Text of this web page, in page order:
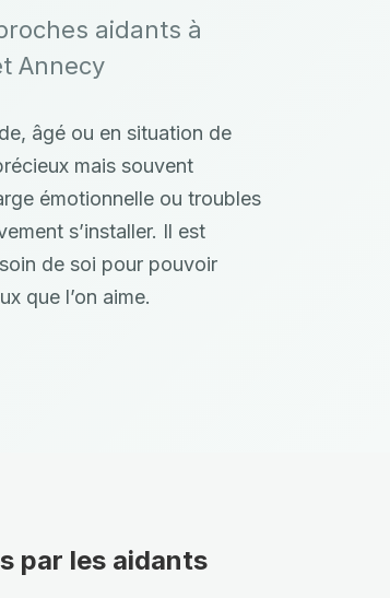
aidants à
Annecy
âgé ou en situation de
mais souvent
émotionnelle ou troubles
s’installer. Il est
de soi pour pouvoir
que l’on aime.
par les aidants